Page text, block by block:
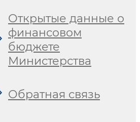
Открытые данные о
финансовом
бюджете
Министерства
Обратная связь